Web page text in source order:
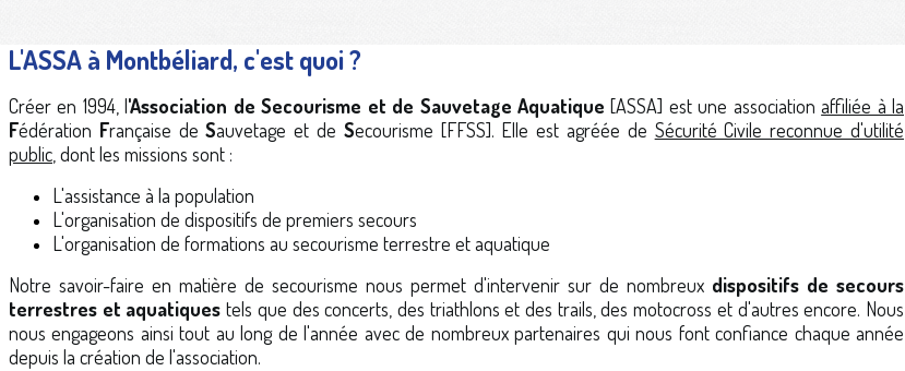
L'ASSA à Montbéliard, c'est quoi ?
Créer en 1994, l'Association de Secourisme et de Sauvetage Aquatique [ASSA] est une associationaffiliée à la
Fédération Française deSauvetage et de Secourisme [FFSS]. Elle est agréée de Sécurité Civile reconnue d'utilité
public , dont les missions sont :
L'assistance à la population
L'organisation de dispositifs de premiers secours
L'organisation de formations au secourisme terrestre et aquatique
Notre savoir-faire en matière de secourisme nous permet d'intervenir sur de nombreux dispositifs de secours
terrestres et aquatiques tels que des concerts, des triathlons et des trails, des motocross et d'autres encore. Nous
nous engageons ainsi tout au long de l'année avec de nombreux partenaires qui nous font confiance chaque année
depuis la création de l'association.